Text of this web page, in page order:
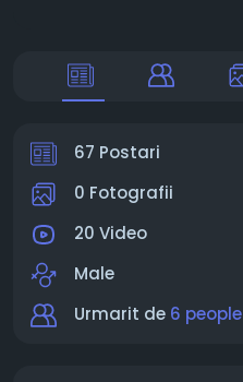
67 Postari
0 Fotografii
20 Video
Male
Urmarit de 6 people